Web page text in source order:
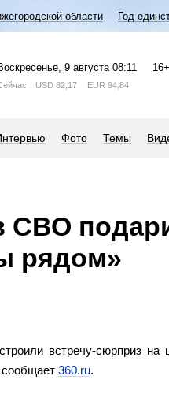
области Год
, 9 августа 08:11 16+
USD 82,17 EUR 94,84
Фото Темы
рядом»
встречу-сюрприз на
360.ru.